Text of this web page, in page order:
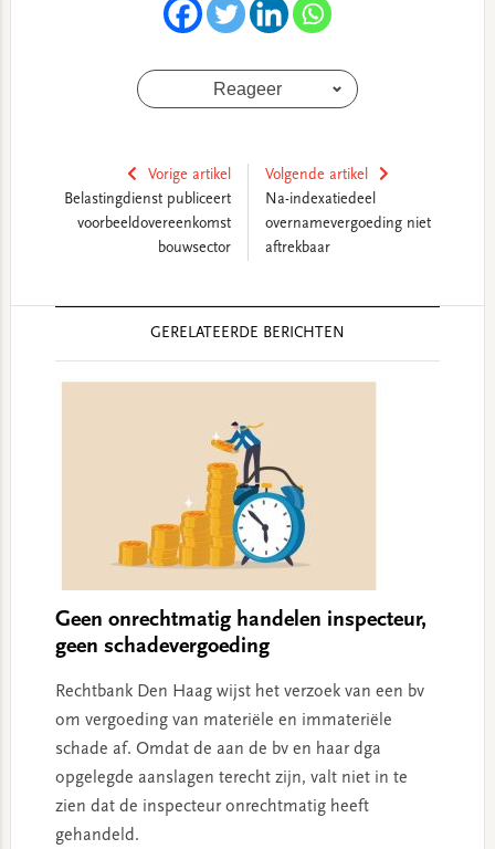
Reageer
Vorige artikel
Belastingdienst publiceert
voorbeeldovereenkomst
bouwsector
Volgende artikel
Na-indexatiedeel
overnamevergoeding niet
aftrekbaar
GERELATEERDE BERICHTEN
Geen onrechtmatig handelen inspecteur,
geen schadevergoeding
Rechtbank Den Haag wijst het verzoek van een bv
om vergoeding van materiële en immateriële
schade af. Omdat de aan de bv en haar dga
opgelegde aanslagen terecht zijn, valt niet in te
zien dat de inspecteur onrechtmatig heeft
gehandeld.